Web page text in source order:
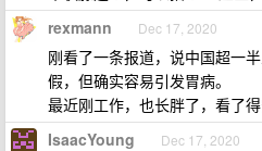
rexmann Dec 17, 2020
刚看了一条报道，说中国超一
假，但确实容易引发胃病。
最近刚工作，也长胖了，看了
IsaacYoung Dec 17, 2020